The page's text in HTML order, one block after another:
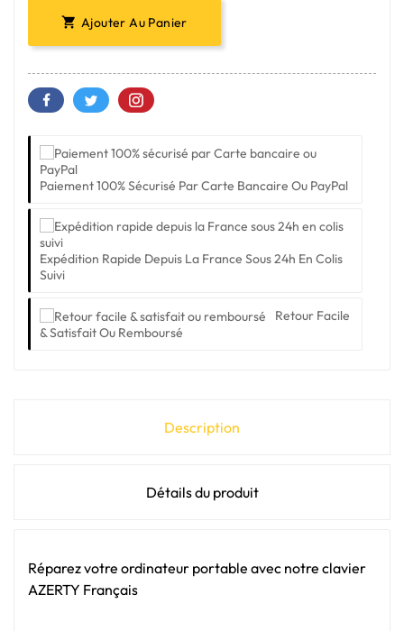
 Ajouter Au Panier
Paiement 100% Sécurisé Par Carte Bancaire Ou PayPal
Expédition Rapide Depuis La France Sous 24h En Colis
Suivi
Retour Facile
& Satisfait Ou Remboursé
Description
Détails du produit
Réparez votre ordinateur portable avec notre clavier
AZERTY Français